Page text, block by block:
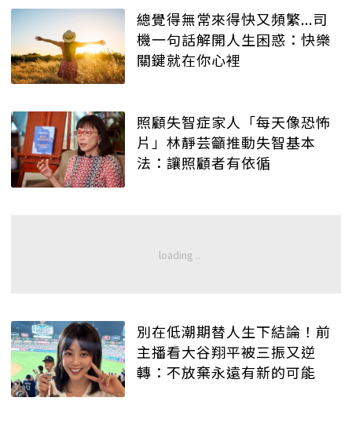
總覺得無常來得快又頻繁...司
機一句話解開人生困惑：快樂
關鍵就在你心裡
照顧失智症家人「每天像恐怖
片」林靜芸籲推動失智基本
法：讓照顧者有依循
別在低潮期替人生下結論！前
主播看大谷翔平被三振又逆
轉：不放棄永遠有新的可能